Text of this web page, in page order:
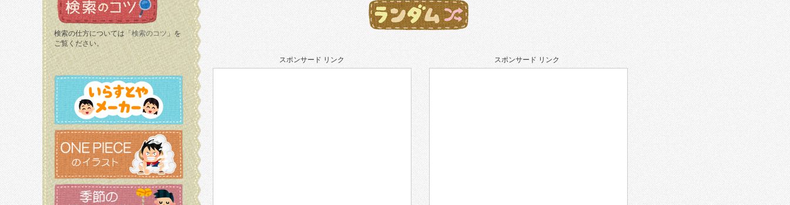
検索の仕方については「 検索のコツ 」を
ご覧ください。
スポンサード リンク スポンサード リンク